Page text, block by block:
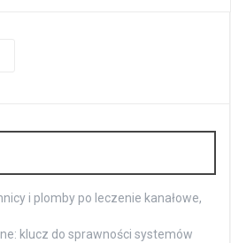
i plomby po leczenie kanałowe,
klucz do sprawności systemów